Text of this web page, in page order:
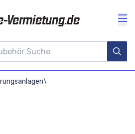
Vermietung.de
\